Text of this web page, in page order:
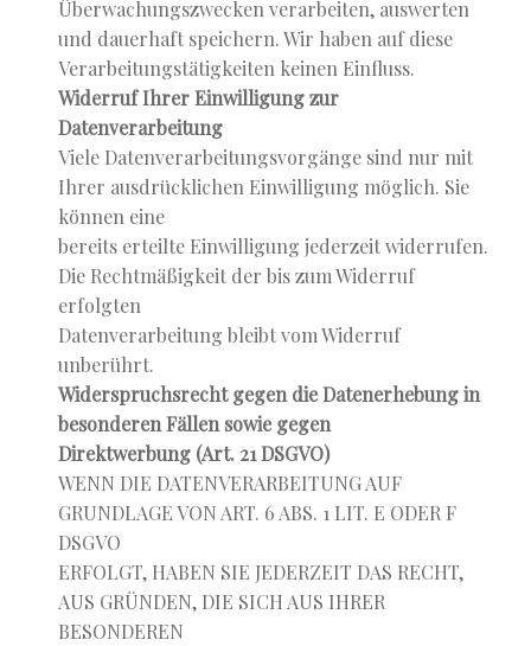
Überwachungszwecken verarbeiten, auswerten
und dauerhaft speichern. Wir haben auf diese
Verarbeitungstätigkeiten keinen Einfluss.
Widerruf Ihrer Einwilligung zur
Datenverarbeitung
Viele Datenverarbeitungsvorgänge sind nur mit
Ihrer ausdrücklichen Einwilligung möglich. Sie
können eine
bereits erteilte Einwilligung jederzeit widerrufen.
Die Rechtmäßigkeit der bis zum Widerruf
erfolgten
Datenverarbeitung bleibt vom Widerruf
unberührt.
Widerspruchsrecht gegen die Datenerhebung in
besonderen Fällen sowie gegen
Direktwerbung (Art. 21 DSGVO)
WENN DIE DATENVERARBEITUNG AUF
GRUNDLAGE VON ART. 6 ABS. 1 LIT. E ODER F
DSGVO
ERFOLGT, HABEN SIE JEDERZEIT DAS RECHT,
AUS GRÜNDEN, DIE SICH AUS IHRER
BESONDEREN